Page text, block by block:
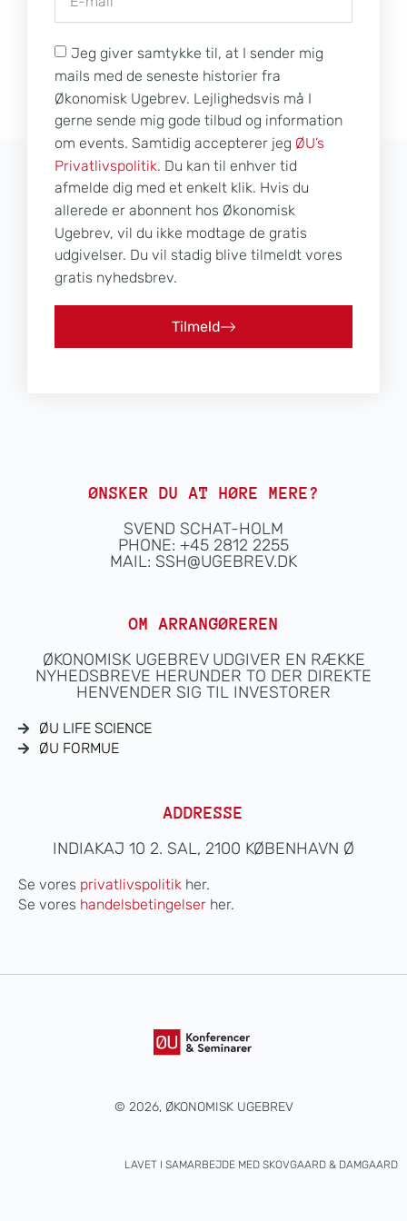
Jeg giver samtykke til, at I sender mig
mails med de seneste historier fra
Økonomisk Ugebrev. Lejlighedsvis må I
gerne sende mig gode tilbud og information
om events. Samtidig accepterer jeg ØU’s
Privatlivspolitik. Du kan til enhver tid
afmelde dig med et enkelt klik. Hvis du
allerede er abonnent hos Økonomisk
Ugebrev, vil du ikke modtage de gratis
udgivelser. Du vil stadig blive tilmeldt vores
gratis nyhedsbrev.
Tilmeld
ØNSKER DU AT HØRE MERE?
SVEND SCHAT-HOLM
PHONE: +45 2812 2255
MAIL: SSH@UGEBREV.DK
OM ARRANGØREREN
ØKONOMISK UGEBREV UDGIVER EN RÆKKE
NYHEDSBREVE HERUNDER TO DER DIREKTE
HENVENDER SIG TIL INVESTORER
ØU LIFE SCIENCE
ØU FORMUE
ADDRESSE
INDIAKAJ 10 2. SAL, 2100 KØBENHAVN Ø
Se vores privatlivspolitik her.
Se vores handelsbetingelser her.
© 2026, ØKONOMISK UGEBREV
LAVET I SAMARBEJDE MED SKOVGAARD & DAMGAARD